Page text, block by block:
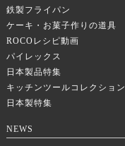
鉄製フライパン
ケーキ・お菓子作りの道具
ROCOレシピ動画
パイレックス
日本製品特集
キッチンツールコレクション
日本製特集
NEWS